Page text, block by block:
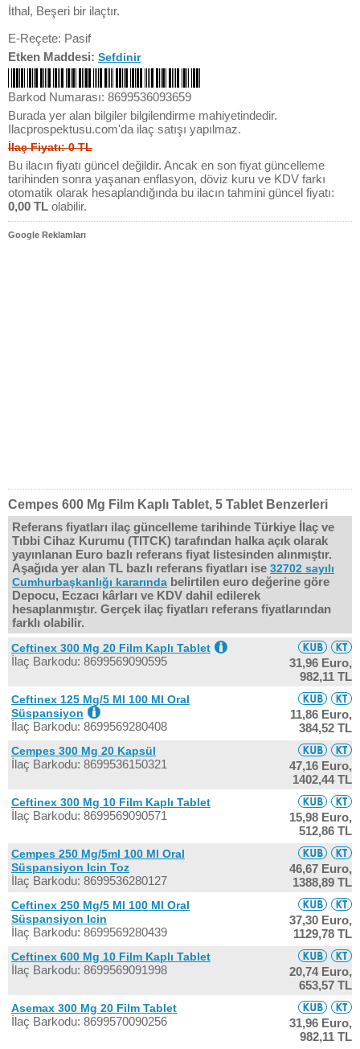
İthal, Beşeri bir ilaçtır.
E-Reçete: Pasif
Etken Maddesi: Sefdinir
Barkod Numarası: 8699536093659
Burada yer alan bilgiler bilgilendirme mahiyetindedir.
Ilacprospektusu.com'da ilaç satışı yapılmaz.
İlaç Fiyatı: 0 TL
Bu ilacın fiyatı güncel değildir. Ancak en son fiyat güncelleme
tarihinden sonra yaşanan enflasyon, döviz kuru ve KDV farkı
otomatik olarak hesaplandığında bu ilacın tahmini güncel fiyatı:
0,00 TL olabilir.
Google Reklamları
Cempes 600 Mg Film Kaplı Tablet, 5 Tablet Benzerleri
Referans fiyatları ilaç güncelleme tarihinde Türkiye İlaç ve
Tıbbi Cihaz Kurumu (TITCK) tarafından halka açık olarak
yayınlanan Euro bazlı referans fiyat listesinden alınmıştır.
Aşağıda yer alan TL bazlı referans fiyatları ise 32702 sayılı
Cumhurbaşkanlığı kararında belirtilen euro değerine göre
Depocu, Eczacı kârları ve KDV dahil edilerek
hesaplanmıştır. Gerçek ilaç fiyatları referans fiyatlarından
farklı olabilir.
Ceftinex 300 Mg 20 Film Kaplı Tablet
İlaç Barkodu: 8699569090595
31,96 Euro,
982,11 TL
Ceftinex 125 Mg/5 Ml 100 Ml Oral
Süspansiyon
İlaç Barkodu: 8699569280408
11,86 Euro,
384,52 TL
Cempes 300 Mg 20 Kapsül
İlaç Barkodu: 8699536150321
47,16 Euro,
1402,44 TL
Ceftinex 300 Mg 10 Film Kaplı Tablet
İlaç Barkodu: 8699569090571
15,98 Euro,
512,86 TL
Cempes 250 Mg/5ml 100 Ml Oral
Süspansiyon Icin Toz
İlaç Barkodu: 8699536280127
46,67 Euro,
1388,89 TL
Ceftinex 250 Mg/5 Ml 100 Ml Oral
Süspansiyon Icin
İlaç Barkodu: 8699569280439
37,30 Euro,
1129,78 TL
Ceftinex 600 Mg 10 Film Kaplı Tablet
İlaç Barkodu: 8699569091998
20,74 Euro,
653,57 TL
Asemax 300 Mg 20 Film Tablet
İlaç Barkodu: 8699570090256
31,96 Euro,
982,11 TL